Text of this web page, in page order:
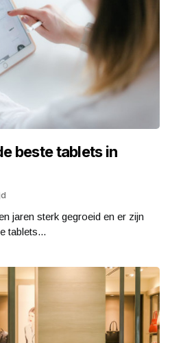
beste tablets in
jaren sterk gegroeid en er zijn
tablets...